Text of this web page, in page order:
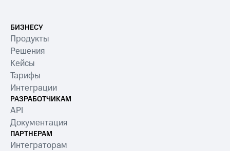
БИЗНЕСУ
Продукты
Решения
Кейсы
Тарифы
Интеграции
РАЗРАБОТЧИКАМ
API
Документация
ПАРТНЕРАМ
Интеграторам